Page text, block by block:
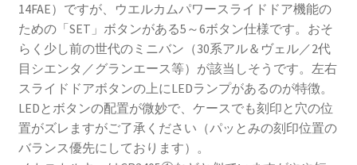
14FAE）ですが、ウエルカムパワースライドドア機能の
ための「SET」ボタンがある5～6ボタン仕様です。おそ
らく少し前の世代のミニバン（30系アル＆ヴェル／2代
目シエンタ／グランエース等）が該当しそうです。左右
スライドドアボタンの上にLEDランプがあるのが特徴。
LEDとボタンの配置が微妙で、ケースでも刻印と穴の位
置がズレますがご了承ください（パッとみの刻印位置の
バランス優先にしております）。